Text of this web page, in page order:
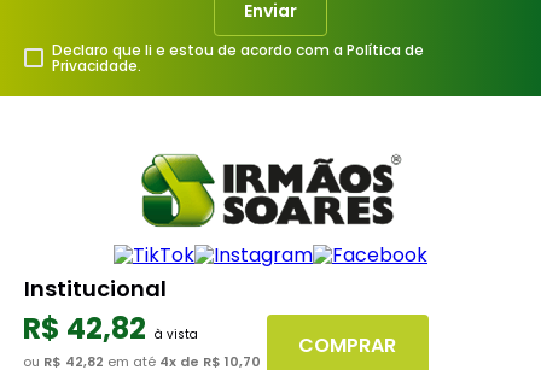
R$ 42,82
ou R$ 42,82 em até 4x de R$ 10,70
COMPRAR
Enviar
Declaro que li e estou de acordo com a Política de
Privacidade.
Institucional
A Irmãos Soares
Nossos Serviços